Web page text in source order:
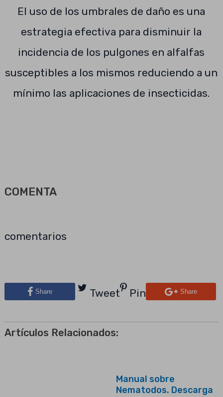
El uso de los umbrales de daño es una
estrategia efectiva para disminuir la
incidencia de los pulgones en alfalfas
susceptibles a los mismos reduciendo a un
mínimo las aplicaciones de insecticidas.
COMENTA
comentarios
Share Tweet Pin Share
Artículos Relacionados:
Manual sobre
Nematodos. Descarga